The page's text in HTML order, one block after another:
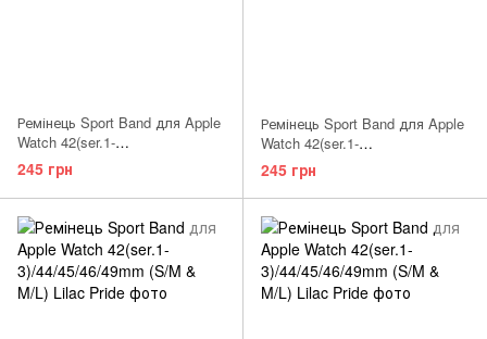
Ремінець Sport Band для Apple
Watch 42(ser.1-
3)/44/45/46/49mm (S/M)
Pomegrante
245 грн
Ремінець Sport Band для Apple
Watch 42(ser.1-
3)/44/45/46/49mm (M/L) Alaskan
Blue
245 грн